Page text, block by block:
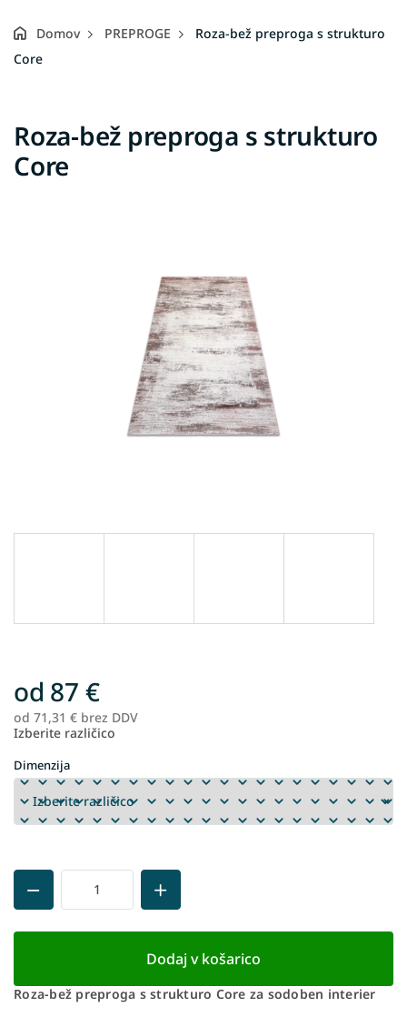
Domov PREPROGE
Roza-bež preproga s strukturo
Core
Roza-bež preproga s strukturo
Core
od 87 €
od 71,31 € brez DDV
Izberite različico
Dimenzija
Dodaj v košarico
Roza-bež preproga s strukturo Core za sodoben interier